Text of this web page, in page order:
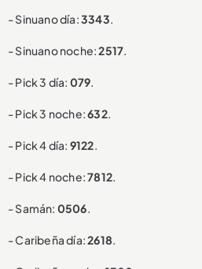
- Sinuano día:3343.
- Sinuano noche:2517.
- Pick 3 día: 079.
- Pick 3 noche:632.
- Pick 4 día: 9122.
- Pick 4 noche:7812.
- Samán: 0506.
- Caribeña día:2618.